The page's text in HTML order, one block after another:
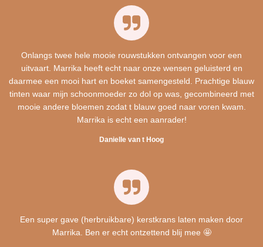
Onlangs twee hele mooie rouwstukken ontvangen voor een
uitvaart. Marrika heeft echt naar onze wensen geluisterd en
daarmee een mooi hart en boeket samengesteld. Prachtige blauw
tinten waar mijn schoonmoeder zo dol op was, gecombineerd met
mooie andere bloemen zodat t blauw goed naar voren kwam.
Marrika is echt een aanrader!
Danielle van t Hoog
Een super gave (herbruikbare) kerstkrans laten maken door
Marrika. Ben er echt ontzettend blij mee 🤩